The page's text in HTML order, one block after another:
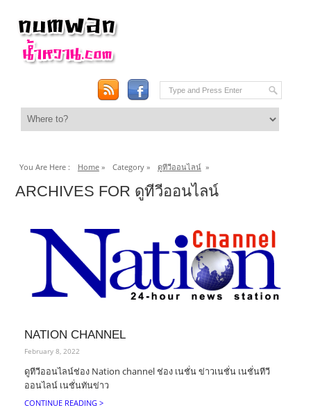
You Are Here : Home» Category » ดูทีวีออนไลน์»
ARCHIVES FOR ดูทีวีออนไลน์
NATION CHANNEL
February 8, 2022
ดูทีวีออนไลน์ช่อง Nation channel ช่อง เนชั่น ข่าวเนชั่น เนชั่นทีวี
ออนไลน์ เนชั่นทันข่าว
CONTINUE READING >